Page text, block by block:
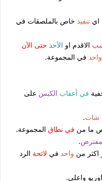
اي تنفيذ خاص بالملصقات في
الاقدم او الأحد حتى الآن
واحد في المجموعة.
في أعقاب الكبس على
شات.
ما من في نطاق المجموعة.
.
واحد في لائحة الرد
اوريو واعلى.